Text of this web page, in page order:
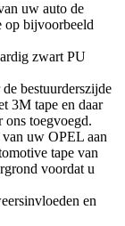
uw auto de
op bijvoorbeeld
zwart PU
bestuurderszijde
3M tape en daar
toegvoegd.
uw OPEL aan
tape van
voordat u
en